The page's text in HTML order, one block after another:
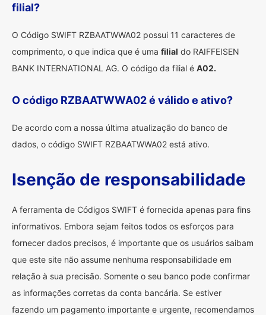
filial?
O Código SWIFT RZBAATWWA02 possui 11 caracteres de
comprimento, o que indica que é uma filial do RAIFFEISEN
BANK INTERNATIONAL AG. O código da filial é A02.
O código RZBAATWWA02 é válido e ativo?
De acordo com a nossa última atualização do banco de
dados, o código SWIFT RZBAATWWA02 está ativo.
Isenção de responsabilidade
A ferramenta de Códigos SWIFT é fornecida apenas para fins
informativos. Embora sejam feitos todos os esforços para
fornecer dados precisos, é importante que os usuários saibam
que este site não assume nenhuma responsabilidade em
relação à sua precisão. Somente o seu banco pode confirmar
as informações corretas da conta bancária. Se estiver
fazendo um pagamento importante e urgente, recomendamos